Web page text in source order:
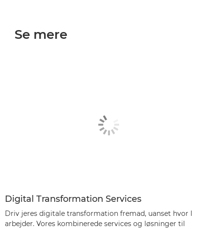
Se mere
Digital Transformation Services
Driv jeres digitale transformation fremad, uanset hvor I
arbejder. Vores kombinerede services og løsninger til